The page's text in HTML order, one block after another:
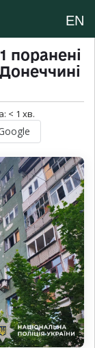
EN
поранені
< 1 хв.